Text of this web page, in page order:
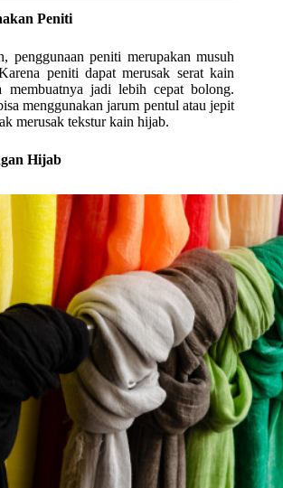
Peniti
penggunaan peniti merupakan musuh
peniti dapat merusak serat kain
membuatnya jadi lebih cepat bolong.
menggunakan jarum pentul atau jepit
merusak tekstur kain hijab.
Hijab